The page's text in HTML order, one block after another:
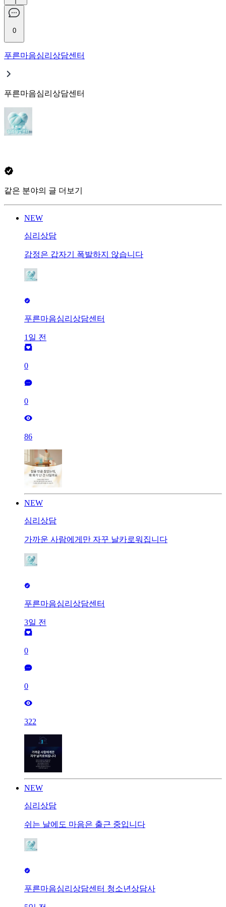
0
푸른마음심리상담센터
푸른마음심리상담센터
같은 분야의 글 더보기
NEW
심리상담
감정은 갑자기 폭발하지 않습니다
푸른마음심리상담센터
1일 전
0
0
86
NEW
심리상담
가까운 사람에게만 자꾸 날카로워집니다
푸른마음심리상담센터
3일 전
0
0
322
NEW
심리상담
쉬는 날에도 마음은 출근 중입니다
푸른마음심리상담센터 청소년상담사